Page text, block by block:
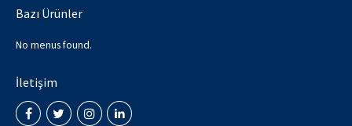
Bazı Ürünler
No menus found.
İletişim